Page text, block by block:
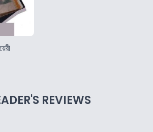
REVIEWS